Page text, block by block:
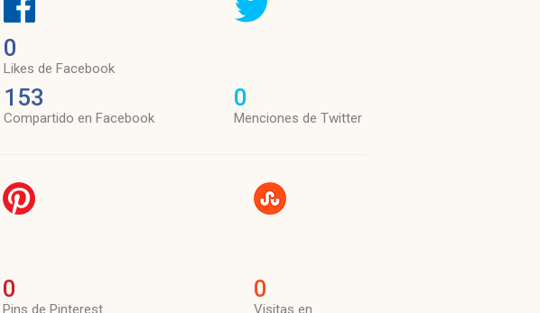
0
Likes de Facebook
153
Compartido en Facebook
0
Menciones de Twitter
0
Pins de Pinterest
0
Visitas en